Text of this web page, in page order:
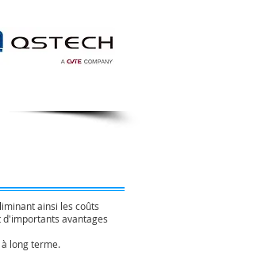
ainsi les coûts
d'importants avantages
long terme.